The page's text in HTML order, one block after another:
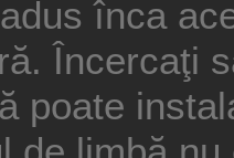
înca
Încercaţi
poate